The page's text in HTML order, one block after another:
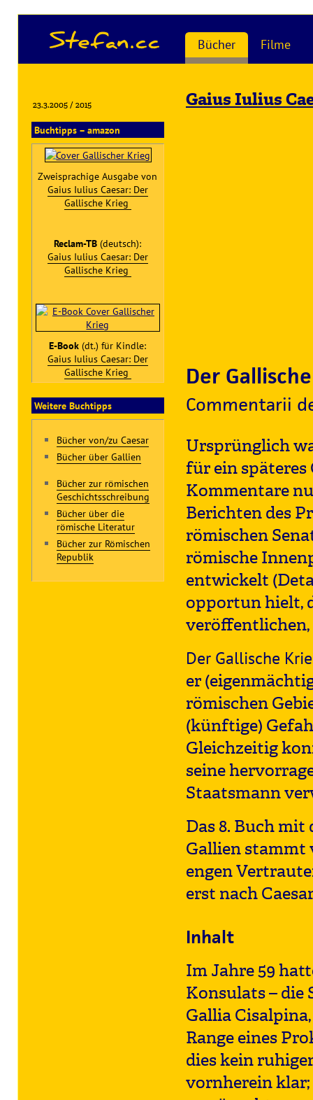
Stefan.cc Bücher Filme
Gaius Iulius
Der
Commentarii
Ursprünglich
für ein
Kommentare
Berichten des
römischen
römische
entwickelt
opportun hielt,
veröffentlichen,
Der Gallische
er
römischen
(künftige)
Gleichzeitig
seine
Staatsmann
Das 8. Buch mit
Gallien stammt
engen
erst nach
Inhalt
Im Jahre 59
Konsulats –
Gallia
Range eines
dies kein
vornherein
23.3.2005 / 2015
Buchtipps – amazon
Zweisprachige Ausgabe von
Gaius Iulius Caesar: Der
Gallische Krieg
Reclam-TB (deutsch):
Gaius Iulius Caesar: Der
Gallische Krieg
E-Book (dt.) für Kindle:
Gaius Iulius Caesar: Der
Gallische Krieg
Weitere Buchtipps
Bücher von/zu Caesar
Bücher über Gallien
Bücher zur römischen
Geschichtsschreibung
Bücher über die
römische Literatur
Bücher zur Römischen
Republik